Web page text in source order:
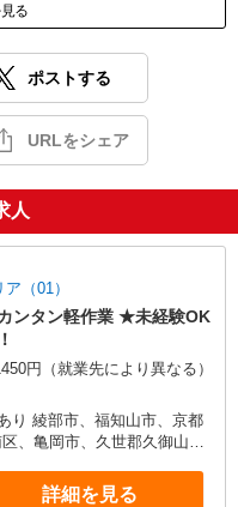
気軽にお聞き下さいね。
断していただき
ト
ができます。
る
ポストする
URLをシェア
人
（01）
ンタン軽作業 ★未経験OK
円（就業先により異なる）
り 綾部市、福知山市、京都
、亀岡市、久世郡久御山町
詳細を見る